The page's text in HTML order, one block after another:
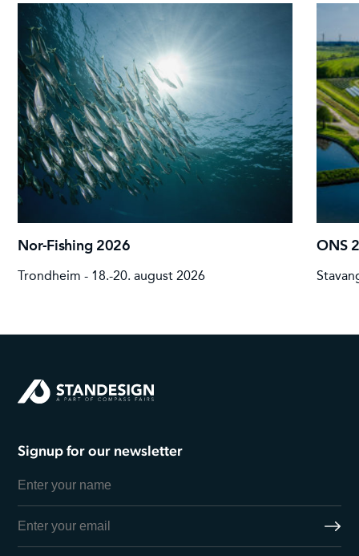
Nor-Fishing 2026
Trondheim - 18.-20. august 2026
ONS
Signup for our newsletter